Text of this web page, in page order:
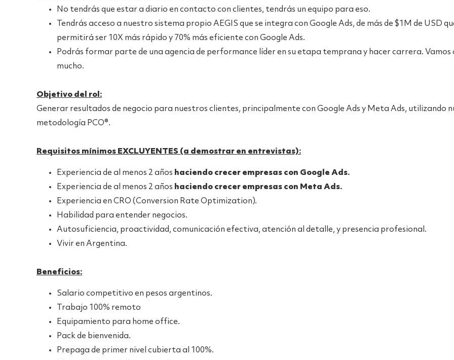
No tendrás que estar a diario en contacto con clientes, tendrás un equipo para eso.
Tendrás acceso a nuestro sistema propio AEGIS que se integra con Google Ads, de más de $1M de USD
permitirá ser 10X más rápido y 70% más eficiente con Google Ads.
Podrás formar parte de una agencia de performance líder en su etapa temprana y hacer carrera. Vamos
mucho.
Objetivo del rol:
Generar resultados de negocio para nuestros clientes, principalmente con Google Ads y Meta Ads, utilizando
metodología PCO®.
Requisitos mínimos EXCLUYENTES (a demostrar en entrevistas):
Experiencia de al menos 2 años haciendo crecer empresas con Google Ads.
Experiencia de al menos 2 años haciendo crecer empresas con Meta Ads.
Experiencia en CRO (Conversion Rate Optimization).
Habilidad para entender negocios.
Autosuficiencia, proactividad, comunicación efectiva, atención al detalle, y presencia profesional.
Vivir en Argentina.
Beneficios:
Salario competitivo en pesos argentinos.
Trabajo 100% remoto
Equipamiento para home office.
Pack de bienvenida.
Prepaga de primer nivel cubierta al 100%.